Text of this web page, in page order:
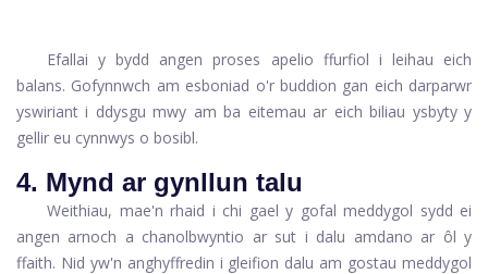
Efallai y bydd angen proses apelio ffurfiol i leihau eich
balans. Gofynnwch am esboniad o'r buddion gan eich darparwr
yswiriant i ddysgu mwy am ba eitemau ar eich biliau ysbyty y
gellir eu cynnwys o bosibl.
4. Mynd ar gynllun talu
Weithiau, mae'n rhaid i chi gael y gofal meddygol sydd ei
angen arnoch a chanolbwyntio ar sut i dalu amdano ar ôl y
ffaith. Nid yw'n anghyffredin i gleifion dalu am gostau meddygol